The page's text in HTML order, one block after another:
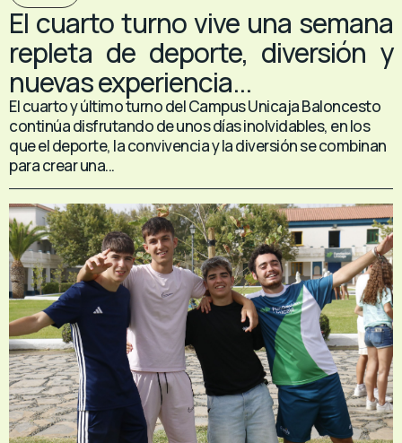
El cuarto turno vive una semana
repleta de deporte, diversión y
nuevas experiencia...
El cuarto y último turno del Campus Unicaja Baloncesto
continúa disfrutando de unos días inolvidables, en los
que el deporte, la convivencia y la diversión se combinan
para crear una...